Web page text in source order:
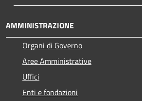
AMMINISTRAZIONE
Organi di Governo
Aree Amministrative
Uffici
Enti e fondazioni